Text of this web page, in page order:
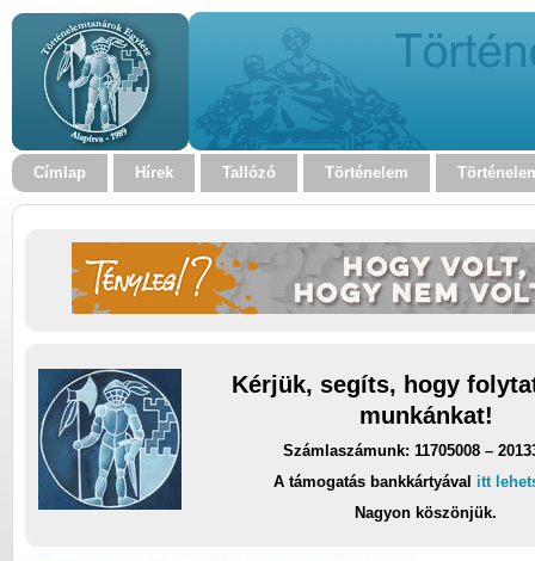
Címlap Hírek Tallózó Történelem
Kérjük, segíts, hogy
munkánkat!
Számlaszámunk: 11705008 –
A támogatás bankkártyával itt
Nagyon köszönjük.